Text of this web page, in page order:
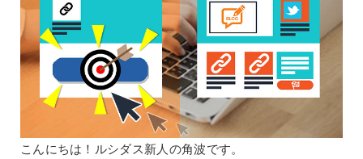
こんにちは！ルシダス新人の角波です。